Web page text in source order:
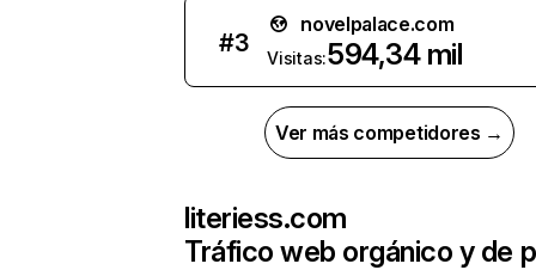
#3
novelpalace.com
Visitas:594,34 mil
Ver más competidores →
literiess.com
Tráfico web orgánico y de